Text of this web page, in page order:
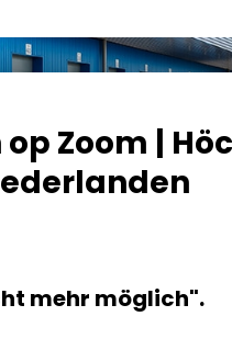
Zoom |
mehr möglich".